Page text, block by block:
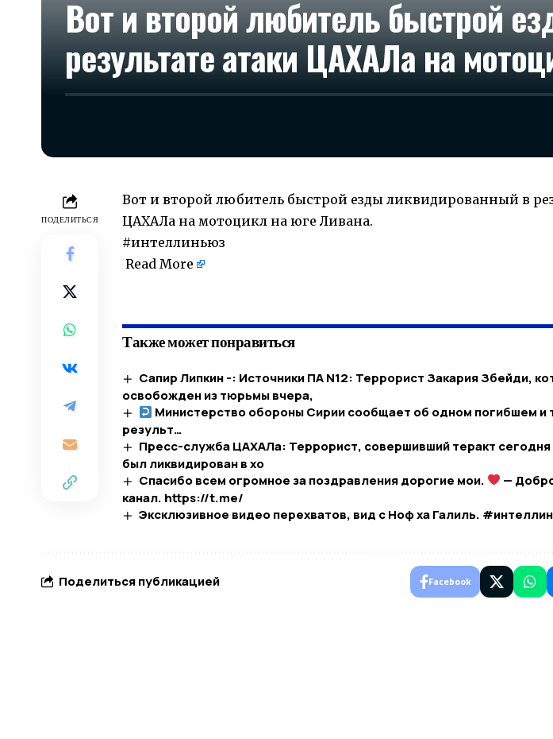
Вот и второй любитель быстрой
результате атаки ЦАХАЛа на
ПОДЕЛИТЬСЯ
Вот и второй любитель быстрой езды ликвидированный в
ЦАХАЛа на мотоцикл на юге Ливана.
#интеллиньюз
Read More
Также может понравиться
Сапир Липкин -: Источники ПА N12: Террорист Закария Збейди,
освобожден из тюрьмы вчера,
Министерство обороны Сирии сообщает об одном погибшем и
результ…​
Пресс-служба ЦАХАЛа: Террорист, совершивший теракт сегодня
был ликвидирован в хо
Спасибо всем огромное за поздравления дорогие мои.
—
канал. https://t.me/
Эксклюзивное видео перехватов, вид с Ноф ха Галиль.
Поделиться публикацией Facebook